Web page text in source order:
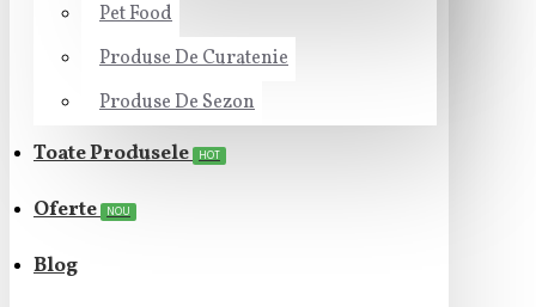
Pet Food
Produse De Curatenie
Produse De Sezon
Toate Produsele HOT
Oferte NOU
Blog